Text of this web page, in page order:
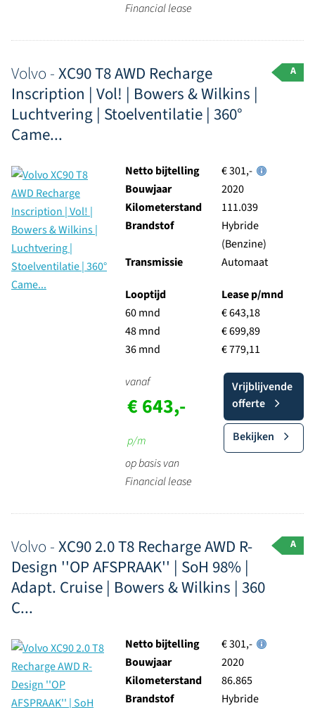
Financial lease
Volvo -XC90 T8 AWD Recharge
Inscription | Vol! | Bowers & Wilkins |
Luchtvering | Stoelventilatie | 360°
Came...
A
Netto bijtelling
€ 301,-
Bouwjaar
2020
Kilometerstand
111.039
Brandstof
Hybride
(Benzine)
Transmissie
Automaat
Looptijd
60 mnd
48 mnd
36 mnd
Lease p/mnd
€ 643,18
€ 699,89
€ 779,11
vanaf
€ 643,-
p/m
op basis van
Financial lease
Vrijblijvende
offerte
Bekijken
Volvo -XC90 2.0 T8 Recharge AWD R-
Design ''OP AFSPRAAK'' | SoH 98% |
Adapt. Cruise | Bowers & Wilkins | 360
C...
A
Netto bijtelling
€ 301,-
Bouwjaar
2020
Kilometerstand
86.865
Brandstof
Hybride